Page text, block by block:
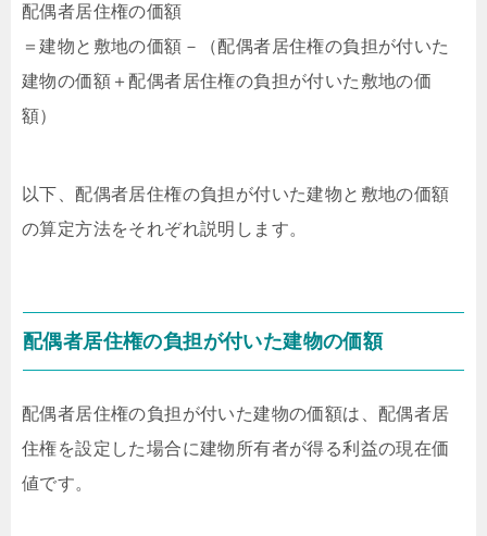
配偶者居住権の価額
＝建物と敷地の価額－（配偶者居住権の負担が付いた
建物の価額＋配偶者居住権の負担が付いた敷地の価
額）
以下、配偶者居住権の負担が付いた建物と敷地の価額
の算定方法をそれぞれ説明します。
配偶者居住権の負担が付いた建物の価額
配偶者居住権の負担が付いた建物の価額は、配偶者居
住権を設定した場合に建物所有者が得る利益の現在価
値です。